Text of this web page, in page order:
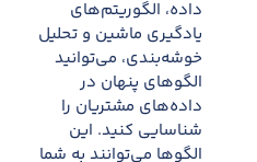
داده، الگوریتم‌های
یادگیری ماشین و تحلیل
خوشه‌بندی، می‌توانید
الگوهای پنهان در
داده‌های مشتریان را
شناسایی کنید. این
الگوها می‌توانند به شما